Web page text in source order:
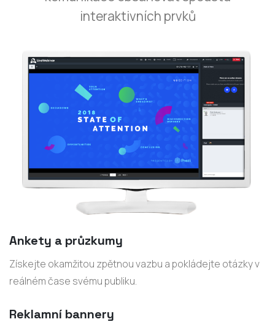
interaktivních prvků
Ankety a průzkumy
Získejte okamžitou zpětnou vazbu a pokládejte otázky v
reálném čase svému publiku.
Reklamní bannery